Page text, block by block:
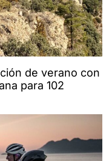
de verano con
para 102